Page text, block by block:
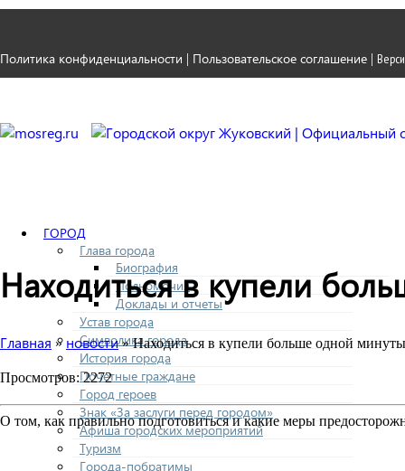
Политика конфиденциальности | Пользовательское соглашение |
ГОРОД
Глава города
Биография
Полномочия
Доклады и отчеты
Устав города
Символика города
История города
Почетные граждане
Город героев
Знак «За заслуги перед городом»
Афиша городских мероприятий
Туризм
Города-побратимы
Находиться в купели
Главная » новости» Находиться в купели больше одной минуты
Просмотров: 2272
О том, как правильно подготовиться и какие меры